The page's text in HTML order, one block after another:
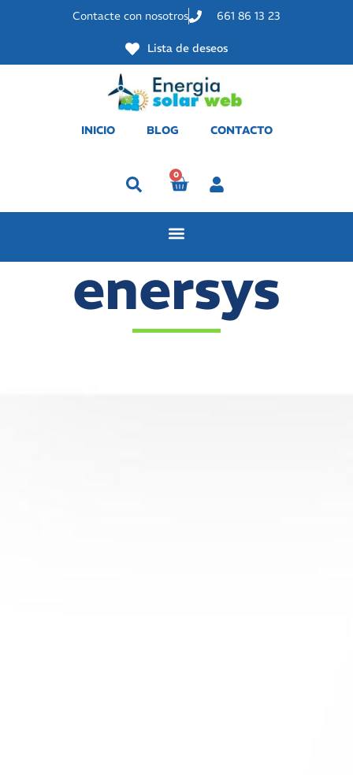
Contacte con nosotros 661 86 13 23
Lista de deseos
INICIO BLOG CONTACTO
0
enersys